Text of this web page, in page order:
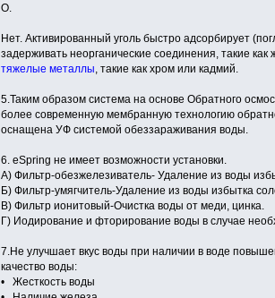
О.
Нет. Активированный уголь быстро адсорбирует
задерживать неорганические соединения, такие как
тяжелые металлы, такие как хром или кадмий.
5.Таким образом система на основе Обратного
более современную мембранную технологию
оснащена УФ системой обеззараживания воды.
6. eSpring не имеет возможности установки.
А) Фильтр-обезжелезиватель- Удаление из воды
Б) Фильтр-умягчитель-Удаление из воды избытка
В) Фильтр ионитовый-Очистка воды от меди, цинка.
Г) Иодирование и фторирование воды в случае
7.Не улучшает вкус воды при наличии в воде
качество воды:
• Жесткость воды